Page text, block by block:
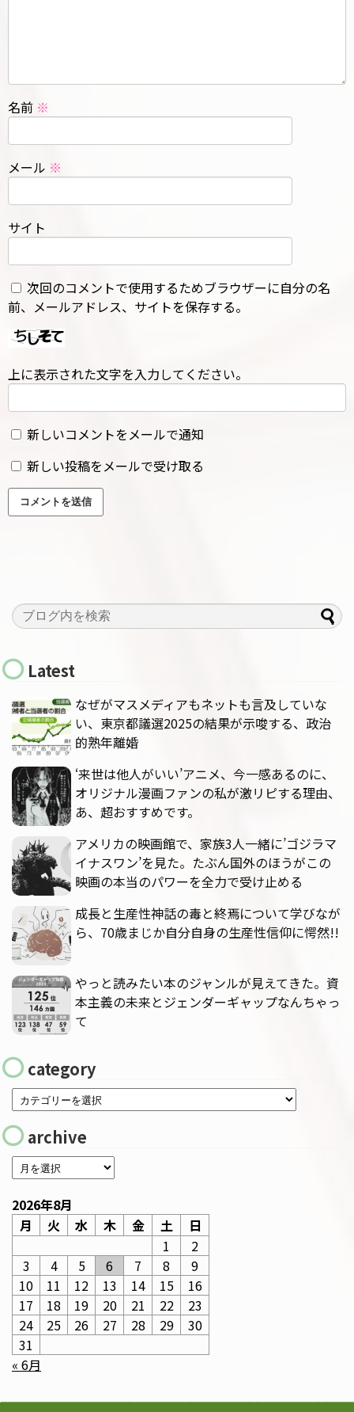
名前 ※
メール ※
サイト
次回のコメントで使用するためブラウザーに自分の名
前、メールアドレス、サイトを保存する。
上に表示された文字を入力してください。
新しいコメントをメールで通知
新しい投稿をメールで受け取る
Latest
なぜがマスメディアもネットも言及していな
い、東京都議選2025の結果が示唆する、政治
的熟年離婚
‘来世は他人がいい’アニメ、今一感あるのに、
オリジナル漫画ファンの私が激リピする理由、
あ、超おすすめです。
アメリカの映画館で、家族3人一緒に’ゴジラマ
イナスワン’を見た。たぶん国外のほうがこの
映画の本当のパワーを全力で受け止める
成長と生産性神話の毒と終焉について学びなが
ら、70歳まじか自分自身の生産性信仰に愕然!!
やっと読みたい本のジャンルが見えてきた。資
本主義の未来とジェンダーギャップなんちゃっ
て
category
archive
2026年8月
月
火 水 木 金 土
日
1
2
3
4 5 6 7 8
9
10
11 12 13 14 15
16
17
18 19 20 21 22
23
24
25 26 27 28 29
30
31
« 6月